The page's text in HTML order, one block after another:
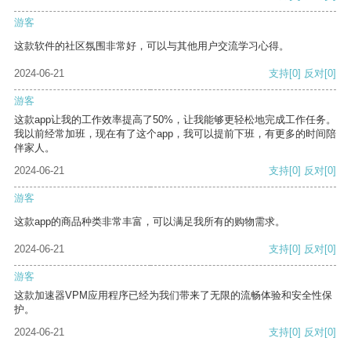
游客
这款软件的社区氛围非常好，可以与其他用户交流学习心得。
2024-06-21 支持[0] 反对[0]
游客
这款app让我的工作效率提高了50%，让我能够更轻松地完成工作任务。
我以前经常加班，现在有了这个app，我可以提前下班，有更多的时间陪
伴家人。
2024-06-21
支持[0] 反对[0]
游客
这款app的商品种类非常丰富，可以满足我所有的购物需求。
2024-06-21 支持[0] 反对[0]
游客
这款加速器VPM应用程序已经为我们带来了无限的流畅体验和安全性保
护。
2024-06-21
支持[0] 反对[0]